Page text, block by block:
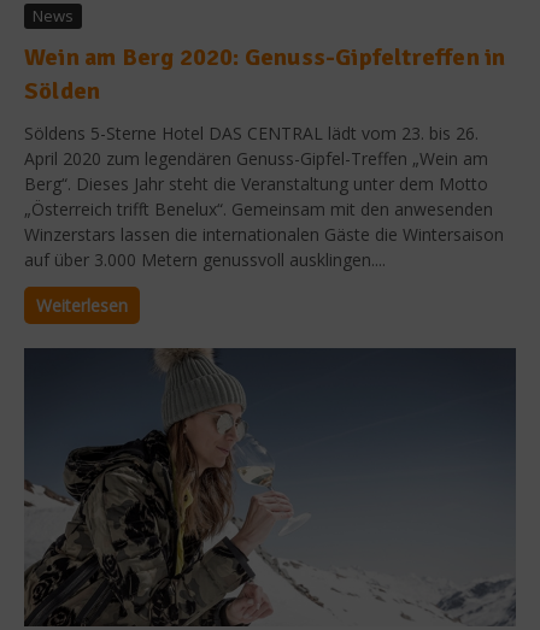
News
Wein am Berg 2020: Genuss-Gipfeltreffen in
Sölden
Söldens 5-Sterne Hotel DAS CENTRAL lädt vom 23. bis 26.
April 2020 zum legendären Genuss-Gipfel-Treffen „Wein am
Berg“. Dieses Jahr steht die Veranstaltung unter dem Motto
„Österreich trifft Benelux“. Gemeinsam mit den anwesenden
Winzerstars lassen die internationalen Gäste die Wintersaison
auf über 3.000 Metern genussvoll ausklingen....
Weiterlesen